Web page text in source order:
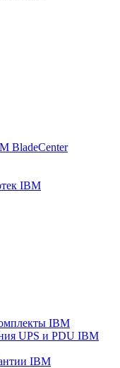
BladeCenter
IBM
IBM
UPS и PDU IBM
IBM